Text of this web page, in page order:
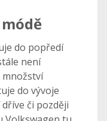
do popředí
není
do vývoje
či později